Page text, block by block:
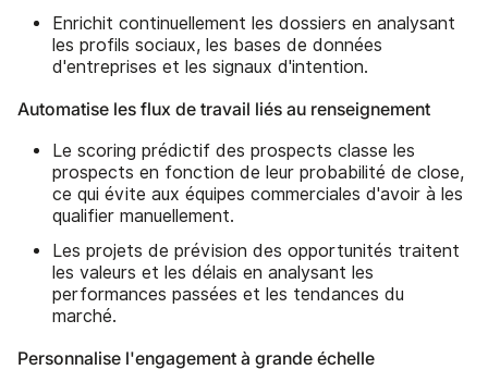
Enrichit continuellement les dossiers en analysant
les profils sociaux, les bases de données
d'entreprises et les signaux d'intention.
Automatise les flux de travail liés au renseignement
Le scoring prédictif des prospects classe les
prospects en fonction de leur probabilité de close,
ce qui évite aux équipes commerciales d'avoir à les
qualifier manuellement.
Les projets de prévision des opportunités traitent
les valeurs et les délais en analysant les
performances passées et les tendances du
marché.
Personnalise l'engagement à grande échelle